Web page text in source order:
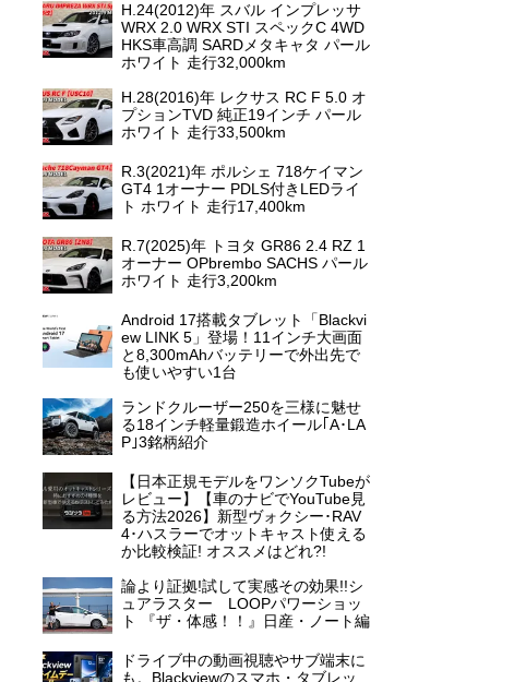
H.24(2012)年 スバル インプレッサ
WRX 2.0 WRX STI スペックC 4WD
HKS車高調 SARDメタキャタ パール
ホワイト 走行32,000km
H.28(2016)年 レクサス RC F 5.0 オ
プションTVD 純正19インチ パール
ホワイト 走行33,500km
R.3(2021)年 ポルシェ 718ケイマン
GT4 1オーナー PDLS付きLEDライ
ト ホワイト 走行17,400km
R.7(2025)年 トヨタ GR86 2.4 RZ 1
オーナー OPbrembo SACHS パール
ホワイト 走行3,200km
Android 17搭載タブレット「Blackvi
ew LINK 5」登場！11インチ大画面
と8,300mAhバッテリーで外出先で
も使いやすい1台
ランドクルーザー250を三様に魅せ
る18インチ軽量鍛造ホイール｢A･LA
P｣3銘柄紹介
【日本正規モデルをワンソクTubeが
レビュー】【車のナビでYouTube見
る方法2026】新型ヴォクシー･RAV
4･ハスラーでオットキャスト使える
か比較検証! オススメはどれ?!
論より証拠!試して実感その効果!!シ
ュアラスター LOOPパワーショッ
ト 『ザ・体感！！』日産・ノート編
ドライブ中の動画視聴やサブ端末に
も。Blackviewのスマホ・タブレッ